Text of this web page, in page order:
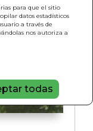
para que el sitio
datos estadísticos
a través de
nos autoriza a
todas